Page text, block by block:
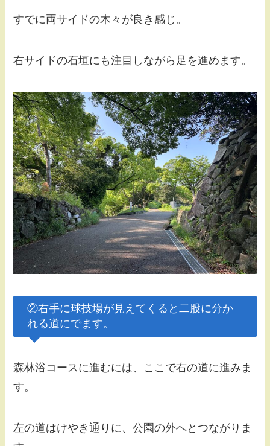
すでに両サイドの木々が良き感じ。
右サイドの石垣にも注目しながら足を進めます。
②右手に球技場が見えてくると二股に分か
れる道にでます。
森林浴コースに進むには、ここで右の道に進みま
す。
左の道はけやき通りに、公園の外へとつながりま